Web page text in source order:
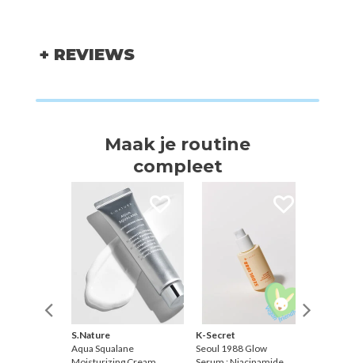
+ REVIEWS
Maak je routine
compleet
S.Nature
Aqua Squalane
K-Secret
Seoul 1988 Glow